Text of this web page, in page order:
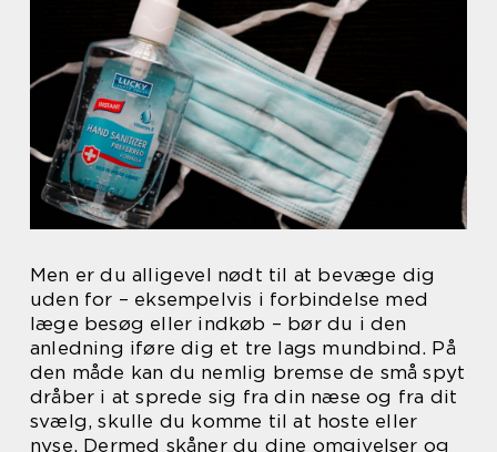
Men er du alligevel nødt til at bevæge dig
uden for – eksempelvis i forbindelse med
læge besøg eller indkøb – bør du i den
anledning iføre dig et tre lags mundbind. På
den måde kan du nemlig bremse de små spyt
dråber i at sprede sig fra din næse og fra dit
svælg, skulle du komme til at hoste eller
nyse. Dermed skåner du dine omgivelser og